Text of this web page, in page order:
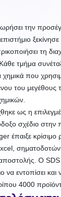
την
τη
τμήμα
που
του μεγέθους
ως η
σχέδιο στην
έπαιξε κρίσιμο
αποστολής. Ο
εντοπίσει και
4000